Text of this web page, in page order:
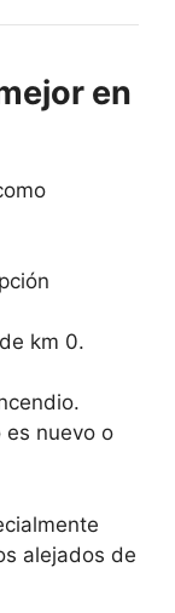
en
km 0.
es nuevo o
alejados de